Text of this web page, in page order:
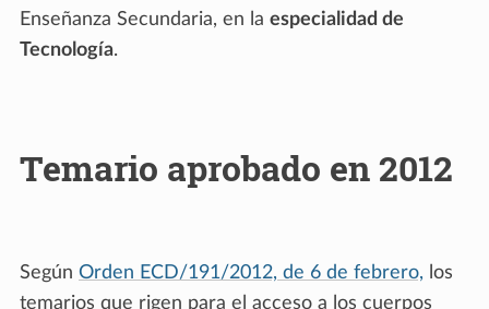
Enseñanza Secundaria, en la especialidad de
Tecnología.
Temario aprobado en 2012
Según Orden ECD/191/2012, de 6 de febrero, los
temarios que rigen para el acceso a los cuerpos